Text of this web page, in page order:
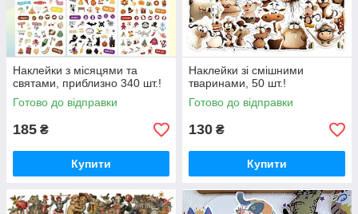
Наклейки з місяцями та
святами, приблизно 340 шт.!
Готово до відправки
185 ₴
Купити
Наклейки зі смішними
тваринами, 50 шт.!
Готово до відправки
130 ₴
Купити